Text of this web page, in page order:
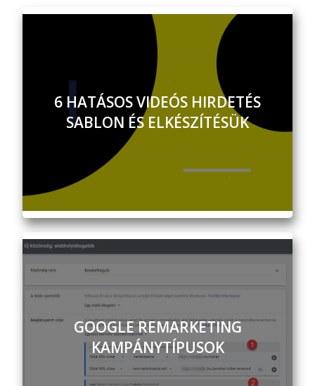
6 HATÁSOS VIDEÓS HIRDETÉS
SABLON ÉS ELKÉSZÍTÉSÜK
GOOGLE REMARKETING
KAMPÁNYTÍPUSOK